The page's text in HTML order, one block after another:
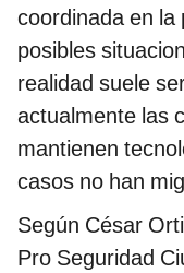
coordinada en la
posibles
realidad suele
actualmente las
mantienen
casos no han
Según César
Pro Seguridad